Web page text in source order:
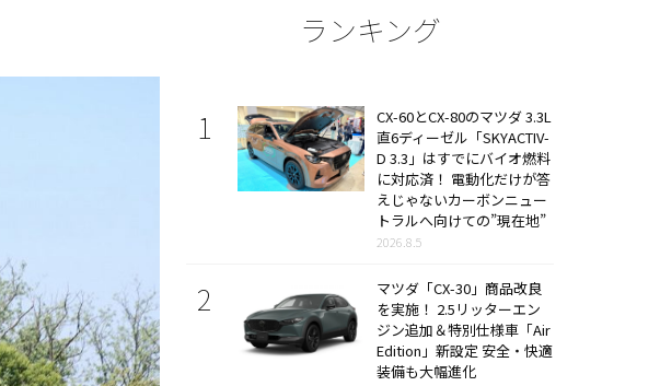
ランキング
CX-60とCX-80のマツダ 3.3L
直6ディーゼル「SKYACTIV-
D 3.3」はすでにバイオ燃料
に対応済！ 電動化だけが答
えじゃないカーボンニュー
トラルへ向けての”現在地”
2026.8.5
マツダ「CX-30」商品改良
を実施！ 2.5リッターエン
ジン追加＆特別仕様車「Air
Edition」新設定 安全・快適
装備も大幅進化